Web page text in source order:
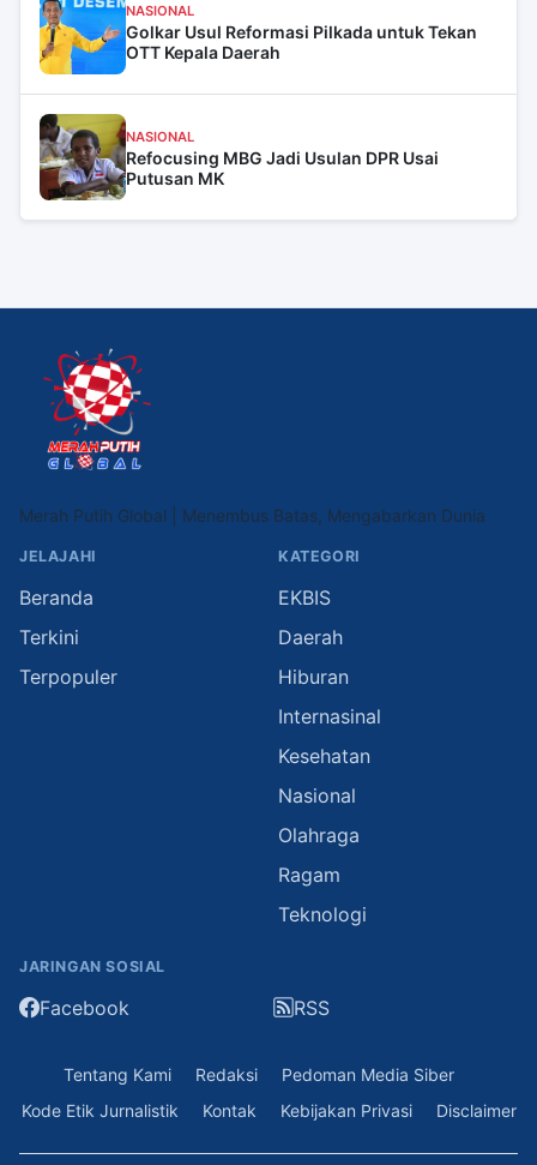
NASIONAL
Golkar Usul Reformasi Pilkada untuk Tekan
OTT Kepala Daerah
NASIONAL
Refocusing MBG Jadi Usulan DPR Usai
Putusan MK
Merah Putih Global | Menembus Batas, Mengabarkan Dunia
JELAJAHI
Beranda
Terkini
Terpopuler
KATEGORI
EKBIS
Daerah
Hiburan
Internasinal
Kesehatan
Nasional
Olahraga
Ragam
Teknologi
JARINGAN SOSIAL
Facebook RSS
Tentang Kami Redaksi
Pedoman Media Siber
Kode Etik Jurnalistik
Kontak Kebijakan Privasi Disclaimer